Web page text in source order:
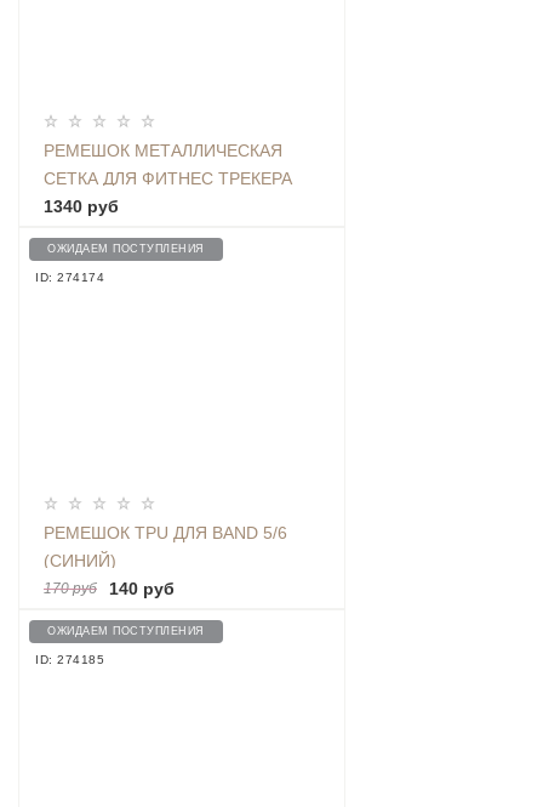
РЕМЕШОК МЕТАЛЛИЧЕСКАЯ
СЕТКА ДЛЯ ФИТНЕС ТРЕКЕРА
BAND 5 / BAND 6, РОЗОВОЕ
ЗОЛОТО - BMIB5 MILAN ROSE
GOLD
1340 руб
ОЖИДАЕМ ПОСТУПЛЕНИЯ
ID: 274174
РЕМЕШОК TPU ДЛЯ BAND 5/6
(СИНИЙ)
170 руб 140 руб
ОЖИДАЕМ ПОСТУПЛЕНИЯ
ID: 274185